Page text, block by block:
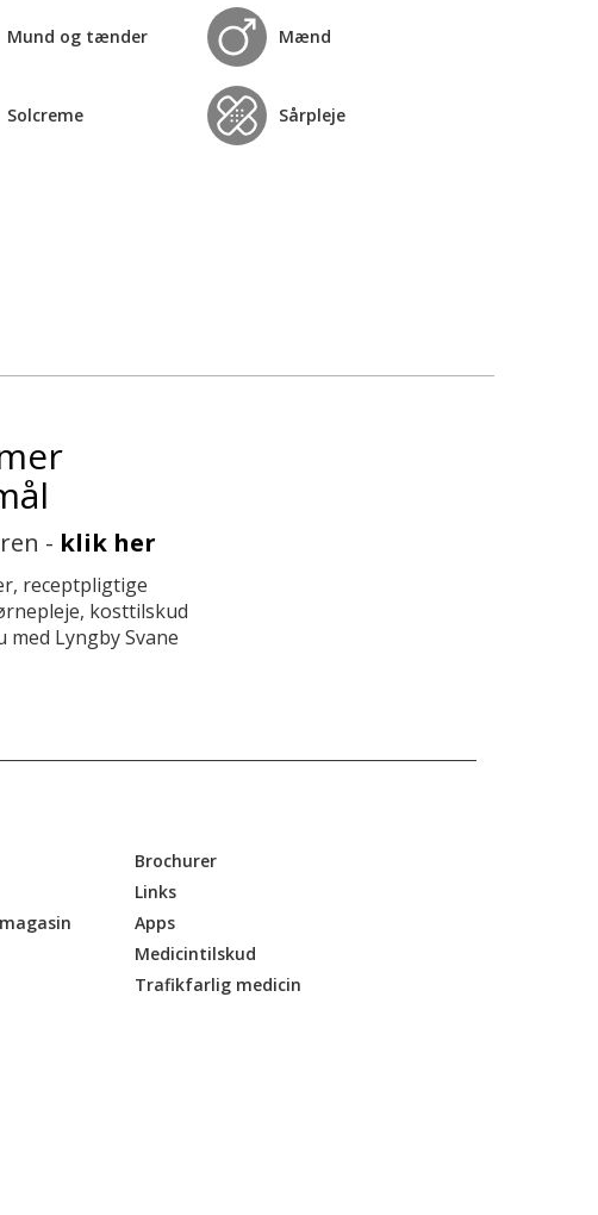
Mund og tænder Mænd
Solcreme Sårpleje
- klik her
receptpligtige
kosttilskud
Lyngby Svane
Brochurer
Links
Apps
Medicintilskud
Trafikfarlig medicin